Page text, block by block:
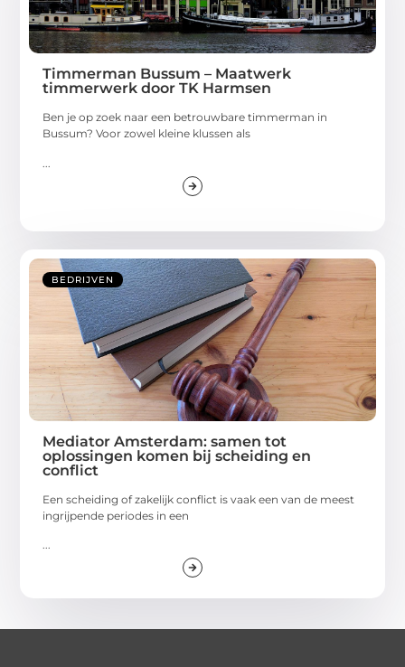
Timmerman Bussum – Maatwerk
timmerwerk door TK Harmsen
Ben je op zoek naar een betrouwbare timmerman in
Bussum? Voor zowel kleine klussen als
BEDRIJVEN
Mediator Amsterdam: samen tot
oplossingen komen bij scheiding en
conflict
Een scheiding of zakelijk conflict is vaak een van de meest
ingrijpende periodes in een